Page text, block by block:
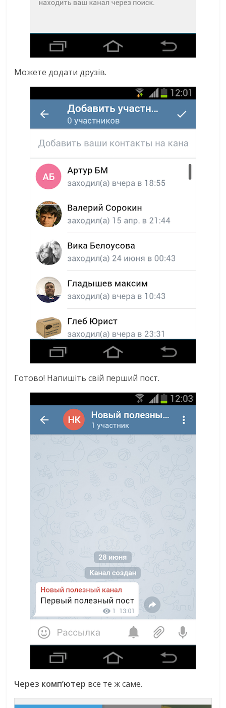
Можете додати друзів.
Готово! Напишіть свій перший пост.
Через комп’ютер все те ж саме.